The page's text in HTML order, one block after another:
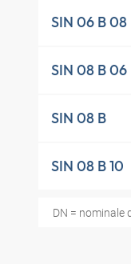
SIN 06 B 08
SIN 08 B 06
SIN 08 B
SIN 08 B 10
DN = nominale